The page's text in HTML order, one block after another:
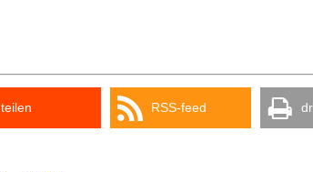
teilen RSS-feed